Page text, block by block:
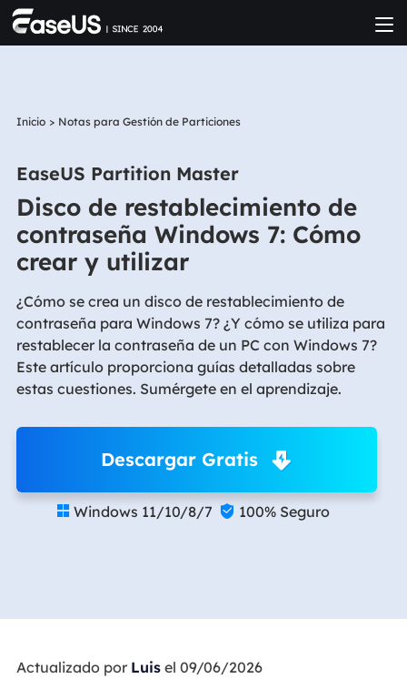
Inicio > Notas para Gestión de Particiones
EaseUS Partition Master
Disco de restablecimiento de
contraseña Windows 7: Cómo
crear y utilizar
¿Cómo se crea un disco de restablecimiento de
contraseña para Windows 7? ¿Y cómo se utiliza para
restablecer la contraseña de un PC con Windows 7?
Este artículo proporciona guías detalladas sobre
estas cuestiones. Sumérgete en el aprendizaje.
Descargar Gratis
 Windows 11/10/8/7  100% Seguro
Actualizado por Luisel 09/06/2026